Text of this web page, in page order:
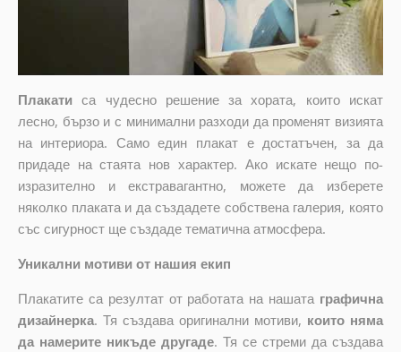
Плакати са чудесно решение за хората, които искат
лесно, бързо и с минимални разходи да променят визията
на интериора. Само един плакат е достатъчен, за да
придаде на стаята нов характер. Ако искате нещо по-
изразително и екстравагантно, можете да изберете
няколко плаката и да създадете собствена галерия, която
със сигурност ще създаде тематична атмосфера.
Уникални мотиви от нашия екип
Плакатите са резултат от работата на нашата графична
дизайнерка. Тя създава оригинални мотиви, които няма
да намерите никъде другаде. Тя се стреми да създава